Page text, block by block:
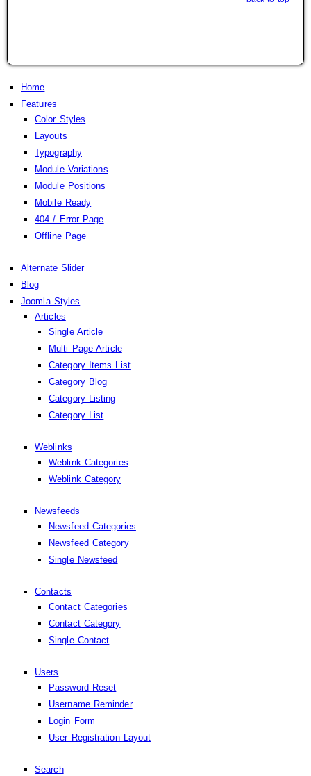
Home
Features
Color Styles
Layouts
Typography
Module Variations
Module Positions
Mobile Ready
404 / Error Page
Offline Page
Alternate Slider
Blog
Joomla Styles
Articles
Single Article
Multi Page Article
Category Items List
Category Blog
Category Listing
Category List
Weblinks
Weblink Categories
Weblink Category
Newsfeeds
Newsfeed Categories
Newsfeed Category
Single Newsfeed
Contacts
Contact Categories
Contact Category
Single Contact
Users
Password Reset
Username Reminder
Login Form
User Registration Layout
Search